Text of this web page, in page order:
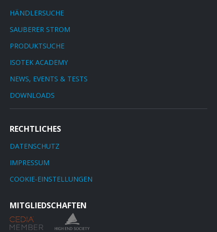
HÄNDLERSUCHE
SAUBERER STROM
PRODUKTSUCHE
ISOTEK ACADEMY
NEWS, EVENTS & TESTS
DOWNLOADS
RECHTLICHES
DATENSCHUTZ
IMPRESSUM
COOKIE-EINSTELLUNGEN
MITGLIEDSCHAFTEN